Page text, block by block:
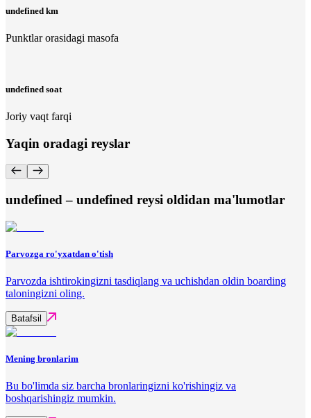
undefined km
Punktlar orasidagi masofa
undefined soat
Joriy vaqt farqi
Yaqin oradagi reyslar
undefined – undefined reysi oldidan ma'lumotlar
Parvozga ro'yxatdan o'tish
Parvozda ishtirokingizni tasdiqlang va uchishdan oldin boarding
taloningizni oling.
Batafsil
Mening bronlarim
Bu bo'limda siz barcha bronlaringizni ko'rishingiz va
boshqarishingiz mumkin.